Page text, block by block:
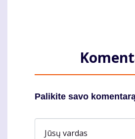
Palikite savo
Jūsų vardas